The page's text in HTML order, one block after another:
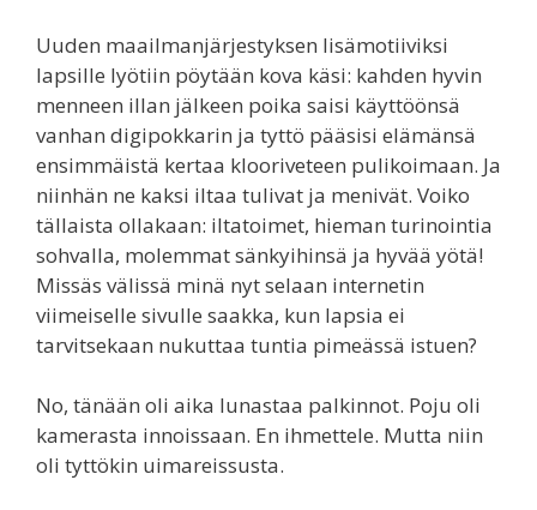
Uuden maailmanjärjestyksen lisämotiiviksi
lapsille lyötiin pöytään kova käsi: kahden hyvin
menneen illan jälkeen poika saisi käyttöönsä
vanhan digipokkarin ja tyttö pääsisi elämänsä
ensimmäistä kertaa klooriveteen pulikoimaan. Ja
niinhän ne kaksi iltaa tulivat ja menivät. Voiko
tällaista ollakaan: iltatoimet, hieman turinointia
sohvalla, molemmat sänkyihinsä ja hyvää yötä!
Missäs välissä minä nyt selaan internetin
viimeiselle sivulle saakka, kun lapsia ei
tarvitsekaan nukuttaa tuntia pimeässä istuen?
No, tänään oli aika lunastaa palkinnot. Poju oli
kamerasta innoissaan. En ihmettele. Mutta niin
oli tyttökin uimareissusta.